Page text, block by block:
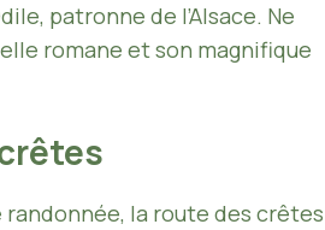
patronne de l’Alsace. Ne
romane et son magnifique
randonnée, la route des crêtes